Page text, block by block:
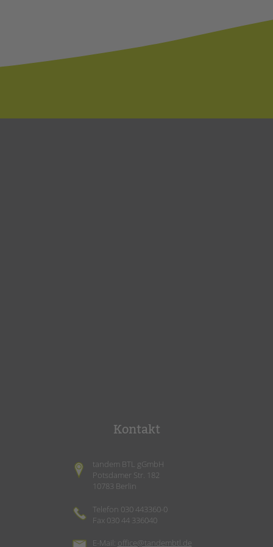
Kontakt
tandem BTL gGmbH
Potsdamer Str. 182
10783 Berlin
Telefon 030 443360-0
Fax 030 44 336040
E-Mail: office@tandembtl.de